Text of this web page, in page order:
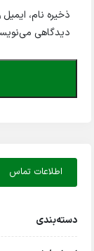
ذخیره نام،
دیدگاهی
اطلاعات تماس
دسته‌بندی